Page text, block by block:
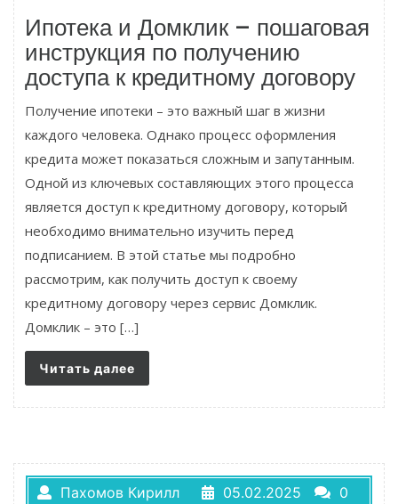
Ипотека и Домклик – пошаговая
инструкция по получению
доступа к кредитному договору
Получение ипотеки – это важный шаг в жизни
каждого человека. Однако процесс оформления
кредита может показаться сложным и запутанным.
Одной из ключевых составляющих этого процесса
является доступ к кредитному договору, который
необходимо внимательно изучить перед
подписанием. В этой статье мы подробно
рассмотрим, как получить доступ к своему
кредитному договору через сервис Домклик.
Домклик – это […]
Читать далее
Пахомов Кирилл 05.02.2025
0